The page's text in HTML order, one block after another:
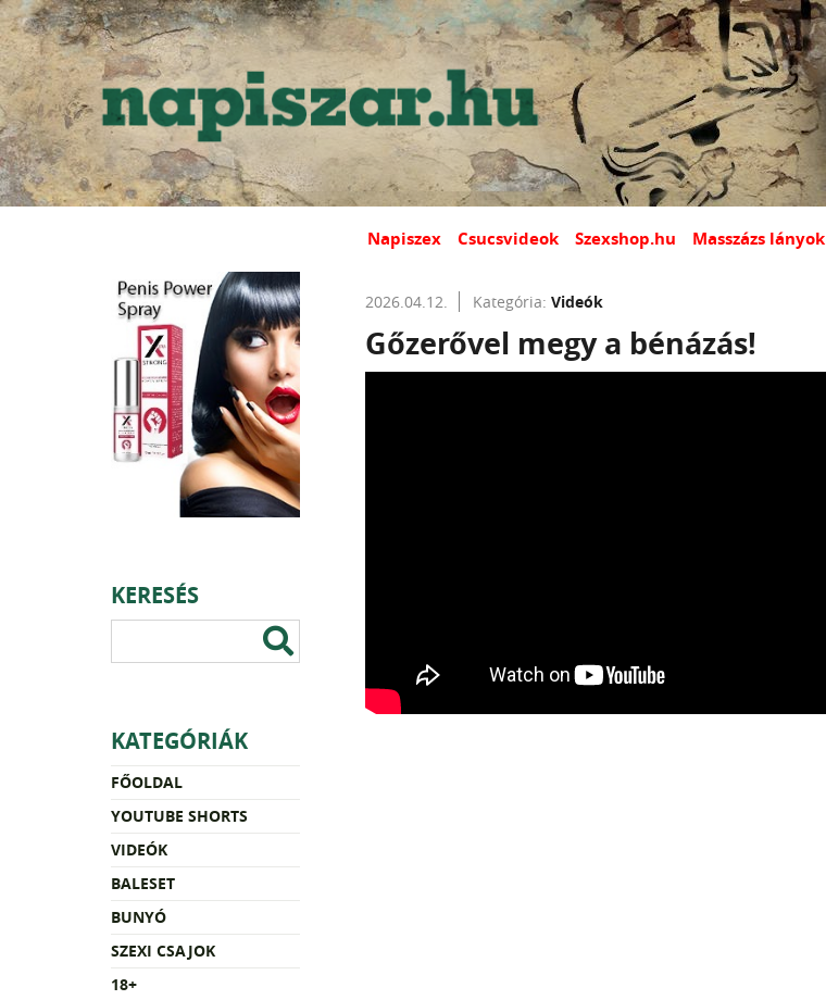
Napiszex Csucsvideok Szexshop.hu Masszázs lányok
KERESÉS
KATEGÓRIÁK
FŐOLDAL
YOUTUBE SHORTS
VIDEÓK
BALESET
BUNYÓ
SZEXI CSAJOK
18+
2026.04.12. Kategória: Videók
Gőzerővel megy a bénázás!